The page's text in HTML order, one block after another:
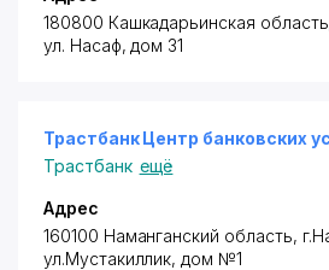
180800 Кашкадарьинская
ул. Насаф, дом 31
Трастбанк Центр банковских
Трастбанк ещё
Адрес
160100 Наманганский область,
ул.Мустакиллик, дом №1